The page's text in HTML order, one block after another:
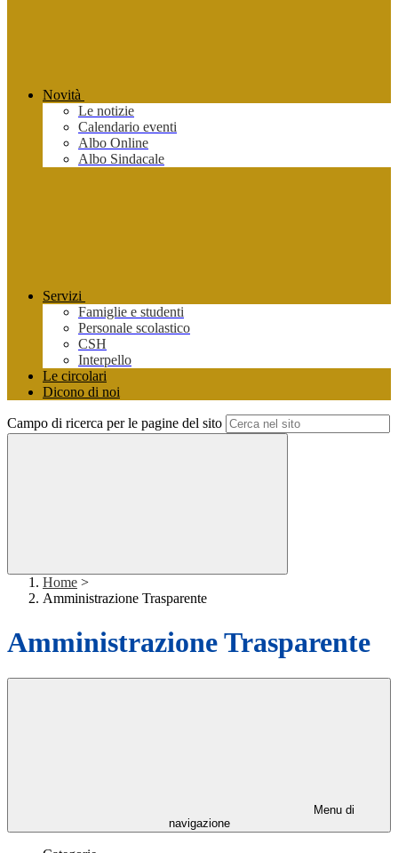
Novità
Le notizie
Calendario eventi
Albo Online
Albo Sindacale
Servizi
Famiglie e studenti
Personale scolastico
CSH
Interpello
Le circolari
Dicono di noi
Campo di ricerca per le pagine del sito
Home >
Amministrazione Trasparente
Amministrazione Trasparente
Menu di
navigazione